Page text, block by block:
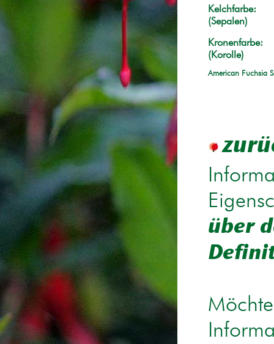
Kelchfarbe:
(Sepalen)
Kronenfarbe:
(Korolle)
American Fuchsia
über